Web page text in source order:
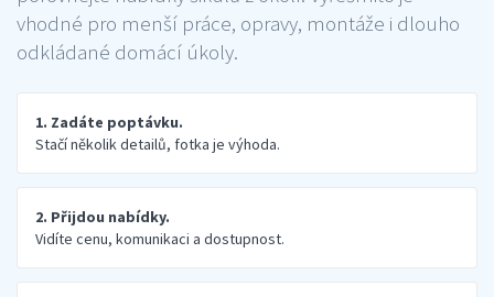
vhodné pro menší práce, opravy, montáže i dlouho
odkládané domácí úkoly.
1. Zadáte poptávku.
Stačí několik detailů, fotka je výhoda.
2. Přijdou nabídky.
Vidíte cenu, komunikaci a dostupnost.